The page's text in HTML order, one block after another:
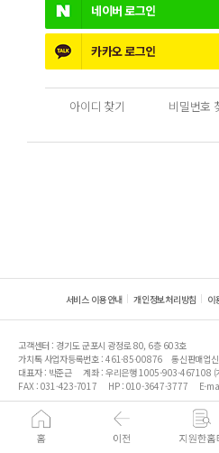
네이버로그인
카카오로그인
아이디 찾기 비밀번호
서비스 이용안내 개인정보처리방침 이
고객센터 : 경기도 군포시 광정로 80, 6층 603호
가치톡 사업자등록번호 : 461-85-00876
통신판매업
대표자 : 박준근
계좌 : 우리은행 1005-903-467108 (
FAX : 031-423-7017
HP : 010-3647-3777 E-
가치톡의 사전 서면 동의 없이 본 사이트의 일체의 정보
스크래핑 등 무단 사용할 수 없습니다